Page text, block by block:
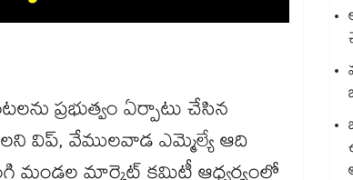
ప్రభుత్వం ఏర్పాటు చేసిన
విప్, వేములవాడ ఎమ్మెల్యే ఆది